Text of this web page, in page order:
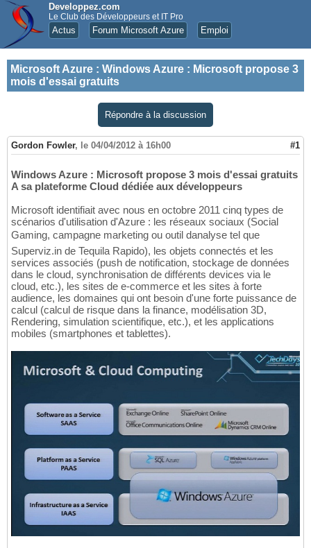
Developpez.com
Le Club des Développeurs et IT Pro
Actus Forum Microsoft Azure Emploi
Microsoft Azure : Windows Azure : Microsoft propose 3
mois d'essai gratuits
Répondre à la discussion
Gordon Fowler, le 04/04/2012 à 16h00 #1
Windows Azure : Microsoft propose 3 mois d'essai gratuits
A sa plateforme Cloud dédiée aux développeurs
Microsoft identifiait avec nous en octobre 2011 cinq types de
scénarios d'utilisation d'Azure : les réseaux sociaux (Social
Gaming, campagne marketing ou outil danalyse tel que
Superviz.in de Tequila Rapido), les objets connectés et les
services associés (push de notification, stockage de données
dans le cloud, synchronisation de différents devices via le
cloud, etc.), les sites de e-commerce et les sites à forte
audience, les domaines qui ont besoin d'une forte puissance de
calcul (calcul de risque dans la finance, modélisation 3D,
Rendering, simulation scientifique, etc.), et les applications
mobiles (smartphones et tablettes).